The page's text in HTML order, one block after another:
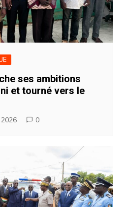
ses ambitions
et tourné vers le
0